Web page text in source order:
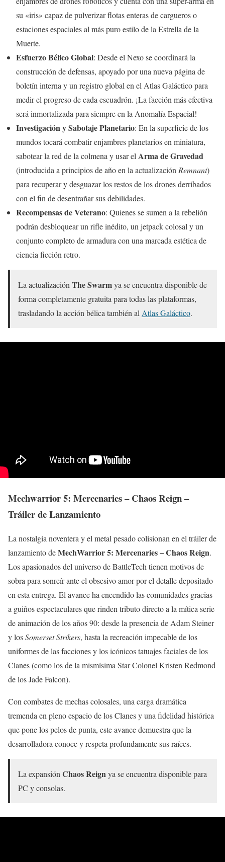
su «iris» capaz de pulverizar flotas enteras de cargueros o
estaciones espaciales al más puro estilo de la Estrella de la
Muerte.
Esfuerzo Bélico Global: Desde el Nexo se coordinará la
construcción de defensas, apoyado por una nueva página de
boletín interna y un registro global en el Atlas Galáctico para
medir el progreso de cada escuadrón. ¡La facción más efectiva
será inmortalizada para siempre en la Anomalía Espacial!
Investigación y Sabotaje Planetario: En la superficie de los
mundos tocará combatir enjambres planetarios en miniatura,
sabotear la red de la colmena y usar el Arma de Gravedad
(introducida a principios de año en la actualización Remnant)
para recuperar y desguazar los restos de los drones derribados
con el fin de desentrañar sus debilidades.
Recompensas de Veterano: Quienes se sumen a la rebelión
podrán desbloquear un rifle inédito, un jetpack colosal y un
conjunto completo de armadura con una marcada estética de
ciencia ficción retro.
La actualización The Swarmya se encuentra disponible de
forma completamente gratuita para todas las plataformas,
trasladando la acción bélica también al Atlas Galáctico.
Mechwarrior 5: Mercenaries – Chaos Reign –
Tráiler de Lanzamiento
La nostalgia noventera y el metal pesado colisionan en el tráiler de
lanzamiento deMechWarrior 5: Mercenaries – Chaos Reign.
Los apasionados del universo de BattleTech tienen motivos de
sobra para sonreír ante el obsesivo amor por el detalle depositado
en esta entrega. El avance ha encendido las comunidades gracias
a guiños espectaculares que rinden tributo directo a la mítica serie
de animación de los años 90: desde la presencia de Adam Steiner
y losSomerset Strikers, hasta la recreación impecable de los
uniformes de las facciones y los icónicos tatuajes faciales de los
Clanes (como los de la mismísima Star Colonel Kristen Redmond
de los Jade Falcon).
Con combates de mechas colosales, una carga dramática
tremenda en pleno espacio de los Clanes y una fidelidad histórica
que pone los pelos de punta, este avance demuestra que la
desarrolladora conoce y respeta profundamente sus raíces.
La expansiónChaos Reignya se encuentra disponible para
PC y consolas.